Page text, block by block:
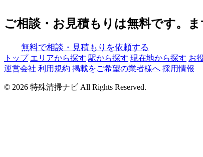
ご相談・お見積もりは無料です。
無料で相談・見積もりを依頼する
トップ エリアから探す 駅から探す 現在地から探す お
運営会社 利用規約 掲載をご希望の業者様へ 採用情報
© 2026 特殊清掃ナビ All Rights Reserved.